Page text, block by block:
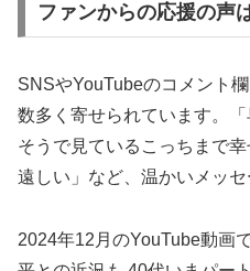
ファンからの応援の声
SNSやYouTubeのコメント
数多く寄せられています。
そうで見ているこっちまで
遠しい」など、温かいメッセ
2024年12月のYouTube動画